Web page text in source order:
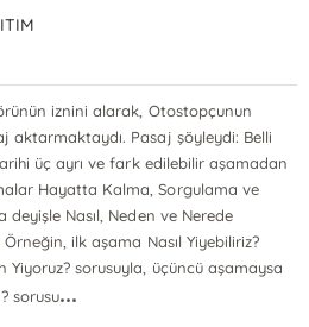
iznini alarak, Otostopçunun
aktarmaktaydı. Pasaj şöyleydi: Belli
üç ayrı ve fark edilebilir aşamadan
Hayatta Kalma, Sorgulama ve
Nasıl, Neden ve Nerede
ilk aşama Nasıl Yiyebiliriz?
Yiyoruz? sorusuyla, üçüncü aşamaysa
sorusu...